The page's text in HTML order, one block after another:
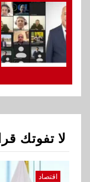
1
لا تفوتك
اقتصاد